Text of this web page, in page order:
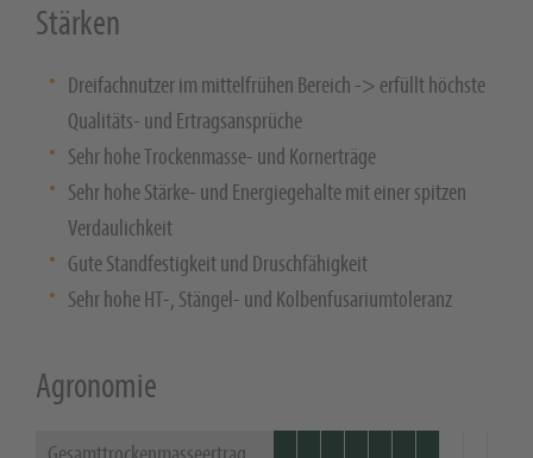
Stärken
Dreifachnutzer im mittelfrühen Bereich -> erfüllt höchste
Qualitäts- und Ertragsansprüche
Sehr hohe Trockenmasse- und Kornerträge
Sehr hohe Stärke- und Energiegehalte mit einer spitzen
Verdaulichkeit
Gute Standfestigkeit und Druschfähigkeit
Sehr hohe HT-, Stängel- und Kolbenfusariumtoleranz
Agronomie